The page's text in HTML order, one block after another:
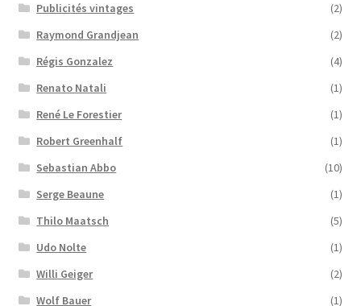
Publicités vintages
(2)
Raymond Grandjean
(2)
Régis Gonzalez
(4)
Renato Natali
(1)
René Le Forestier
(1)
Robert Greenhalf
(1)
Sebastian Abbo
(10)
Serge Beaune
(1)
Thilo Maatsch
(5)
Udo Nolte
(1)
Willi Geiger
(2)
Wolf Bauer
(1)